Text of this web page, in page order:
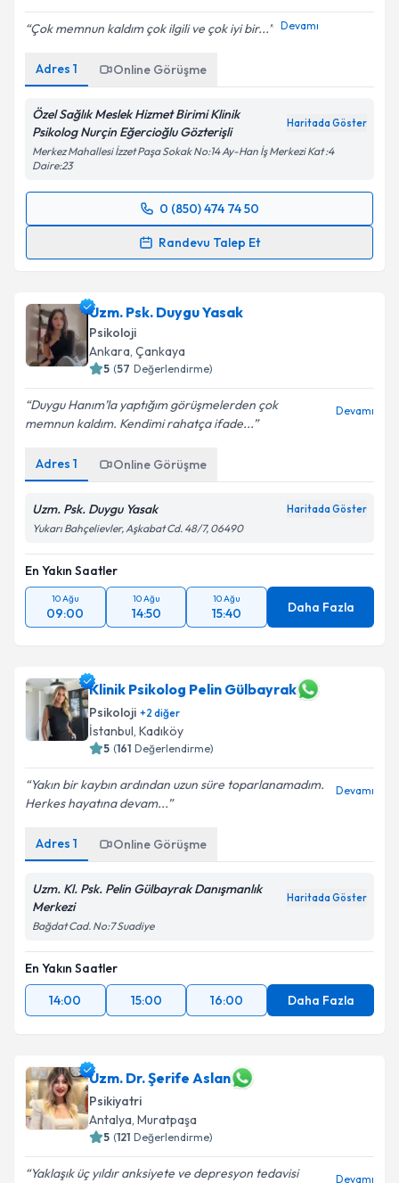
Çok memnun kaldım çok ilgili ve çok iyi bir... Devamı
Adres 1 Online Görüşme
Özel Sağlık Meslek Hizmet Birimi Klinik
Psikolog Nurçin Eğercioğlu Gözterişli
Haritada Göster
Merkez Mahallesi İzzet Paşa Sokak No:14 Ay-Han İş Merkezi Kat :4
Daire:23
0 (850) 474 74 50
Randevu Talep Et
Randevu Takvimi Talebi
randevu almanız için bir takvim hazırlandığında e-
posta ile bilgilendireceğiz.
E-posta Adresiniz
Metni'ni okudum ve kişisel verilerimin belirtilen
Uzm. Psk. Duygu Yasak
Psikoloji
Ankara, Çankaya
5 (57 Değerlendirme)
Duygu Hanım’la yaptığım görüşmelerden çok
memnun kaldım. Kendimi rahatça ifade...
Devamı
Adres 1 Online Görüşme
Uzm. Psk. Duygu Yasak Haritada Göster
Yukarı Bahçelievler, Aşkabat Cd. 48/7, 06490
En Yakın Saatler
10 Ağu
09:00
10 Ağu
14:50
10 Ağu
15:40 Daha Fazla
Klinik Psikolog Pelin Gülbayrak
Psikoloji +2 diğer
İstanbul, Kadıköy
5 (161 Değerlendirme)
Yakın bir kaybın ardından uzun süre toparlanamadım.
Herkes hayatına devam...
Devamı
Adres 1 Online Görüşme
Uzm. Kl. Psk. Pelin Gülbayrak Danışmanlık
Merkezi
Haritada Göster
Bağdat Cad. No:7 Suadiye
En Yakın Saatler
14:00
15:00 16:00 Daha Fazla
Uzm. Dr. Şerife Aslan
Psikiyatri
Antalya, Muratpaşa
5 (121 Değerlendirme)
Yaklaşık üç yıldır anksiyete ve depresyon tedavisi Devamı